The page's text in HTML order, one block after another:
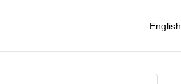
English